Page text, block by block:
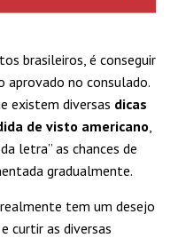
brasileiros, é conseguir
no consulado.
existem diversas dicas
de visto americano,
letra” as chances de
gradualmente.
tem um desejo
curtir as diversas